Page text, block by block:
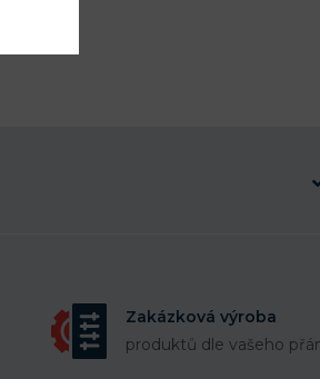
Zakázková výroba
produktů dle vašeho